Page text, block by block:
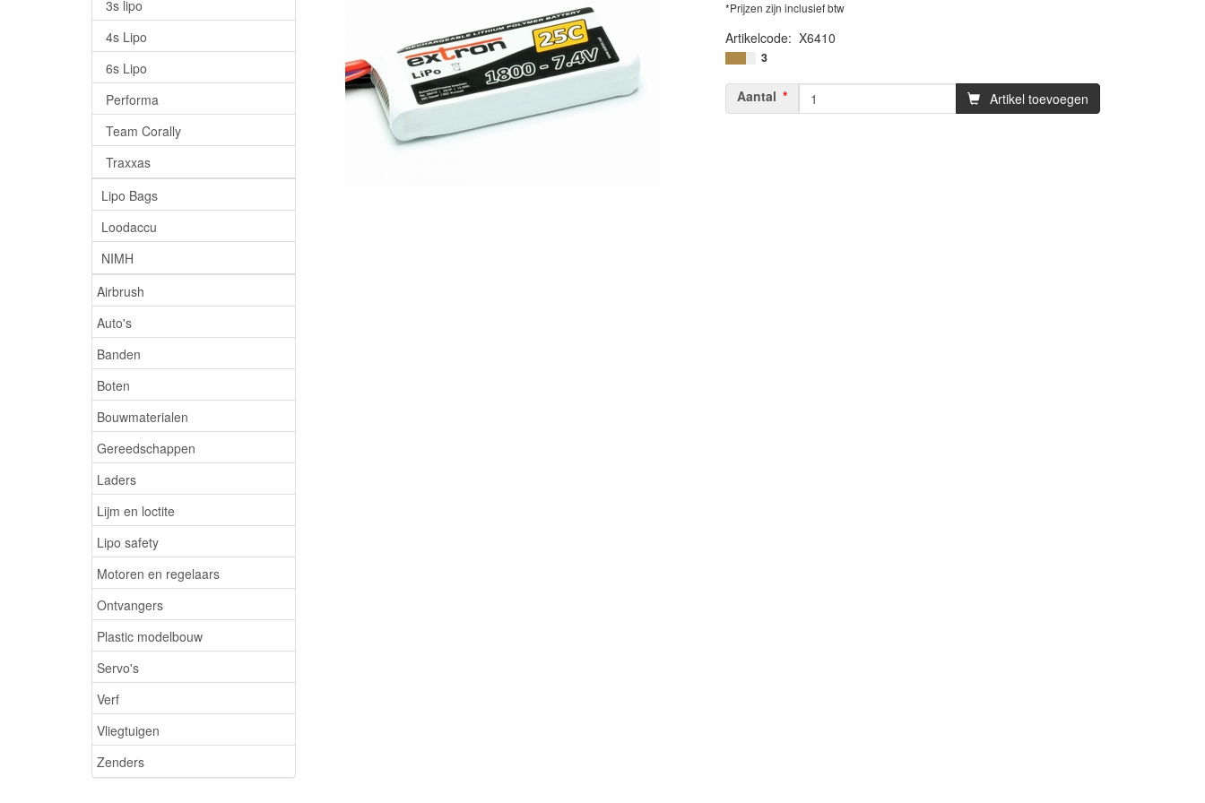
3s lipo
4s Lipo
6s Lipo
Performa
Team Corally
Traxxas
Lipo Bags
Loodaccu
NIMH
Airbrush
Auto's
Banden
Boten
Bouwmaterialen
Gereedschappen
Laders
Lijm en loctite
Lipo safety
Motoren en regelaars
Ontvangers
Plastic modelbouw
Servo's
Verf
Vliegtuigen
Zenders
*Prijzen zijn inclusief btw
Artikelcode: X6410
4056534042586
3
Aantal Artikel toevoegen